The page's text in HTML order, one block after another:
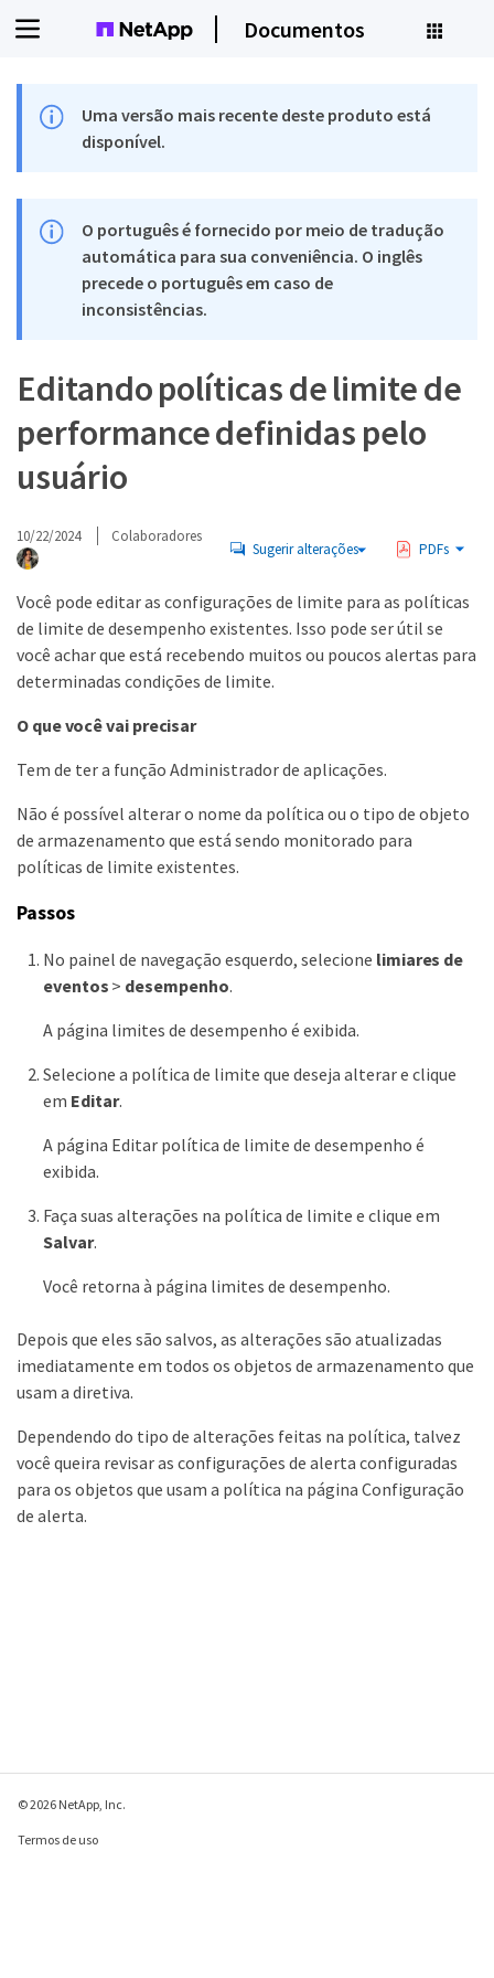
Documentos
Uma versão mais recente deste produto está
disponível.
O português é fornecido por meio de tradução
automática para sua conveniência. O inglês
precede o português em caso de
inconsistências.
Editando políticas de limite de
performance definidas pelo
usuário
10/22/2024 Colaboradores
Sugerir alterações PDFs
Você pode editar as configurações de limite para as políticas
de limite de desempenho existentes. Isso pode ser útil se
você achar que está recebendo muitos ou poucos alertas para
determinadas condições de limite.
O que você vai precisar
Tem de ter a função Administrador de aplicações.
Não é possível alterar o nome da política ou o tipo de objeto
de armazenamento que está sendo monitorado para
políticas de limite existentes.
Passos
No painel de navegação esquerdo, selecione limiares de
eventos > desempenho.
A página limites de desempenho é exibida.
Selecione a política de limite que deseja alterar e clique
em Editar.
A página Editar política de limite de desempenho é
exibida.
Faça suas alterações na política de limite e clique em
Salvar.
Você retorna à página limites de desempenho.
Depois que eles são salvos, as alterações são atualizadas
imediatamente em todos os objetos de armazenamento que
usam a diretiva.
Dependendo do tipo de alterações feitas na política, talvez
você queira revisar as configurações de alerta configuradas
para os objetos que usam a política na página Configuração
de alerta.
© 2026 NetApp, Inc.
Termos de uso